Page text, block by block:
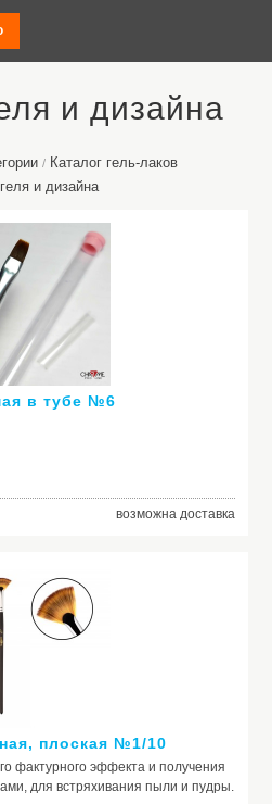
и дизайна
/ Каталог гель-лаков
и дизайна
в тубе №6
возможна доставка
плоская №1/10
фактурного эффекта и получения
для встряхивания пыли и пудры.